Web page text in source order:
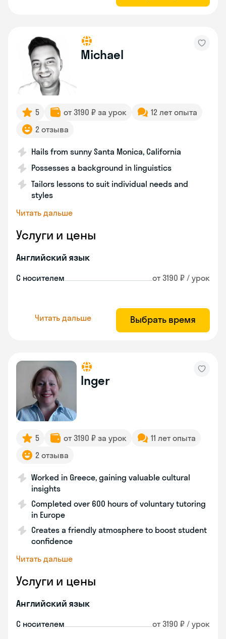
Michael
5 от 3190 ₽ за урок
12 лет опыта
2 отзыва
Hails from sunny Santa Monica, California
Possesses a background in linguistics
Tailors lessons to suit individual needs and
styles
Читать дальше
Услуги и цены
Английский язык
С носителем от 3190 ₽ / урок
Читать дальше Выбрать время
Inger
5 от 3190 ₽ за урок
11 лет опыта
2 отзыва
Worked in Greece, gaining valuable cultural
insights
Completed over 600 hours of voluntary tutoring
in Europe
Creates a friendly atmosphere to boost student
confidence
Читать дальше
Услуги и цены
Английский язык
С носителем от 3190 ₽ / урок